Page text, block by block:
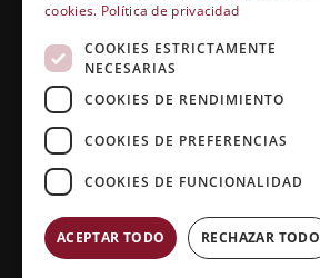
Preguntas y respuestas
Clases virtuales
Copyright © 2026 |Grupo Esneca TV
cookies. Política de privacidad
COOKIES ESTRICTAMENTE
NECESARIAS
COOKIES DE RENDIMIENTO
COOKIES DE PREFERENCIAS
COOKIES DE FUNCIONALIDAD
ACEPTAR TODO RECHAZAR TODO